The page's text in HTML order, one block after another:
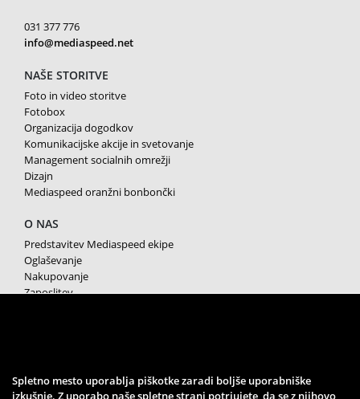
031 377 776
info@mediaspeed.net
NAŠE STORITVE
Foto in video storitve
Fotobox
Organizacija dogodkov
Komunikacijske akcije in svetovanje
Management socialnih omrežji
Dizajn
Mediaspeed oranžni bonbončki
O NAS
Predstavitev Mediaspeed ekipe
Oglaševanje
Nakupovanje
Zaposlitev
SPREMLJAJTE NAS
Spletno mesto uporablja piškotke zaradi boljše uporabniške
izkušnje. Z uporabo naše spletne strani potrjujete, da se z njihovo